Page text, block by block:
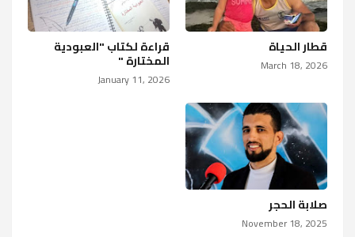
قطار الحياة
March 18, 2026
قراءة لكتاب "العبودية
المختارة "
January 11, 2026
صلابة الحجر
November 18, 2025